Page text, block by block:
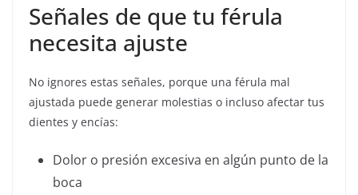
Señales de que tu férula
necesita ajuste
No ignores estas señales, porque una férula mal
ajustada puede generar molestias o incluso afectar tus
dientes y encías:
Dolor o presión excesiva en algún punto de la
boca